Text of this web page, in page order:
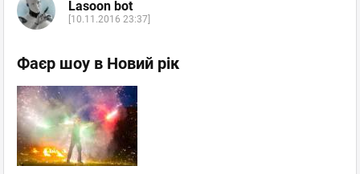
Lasoon bot
[10.11.2016 23:37]
Фаєр шоу в Новий рік